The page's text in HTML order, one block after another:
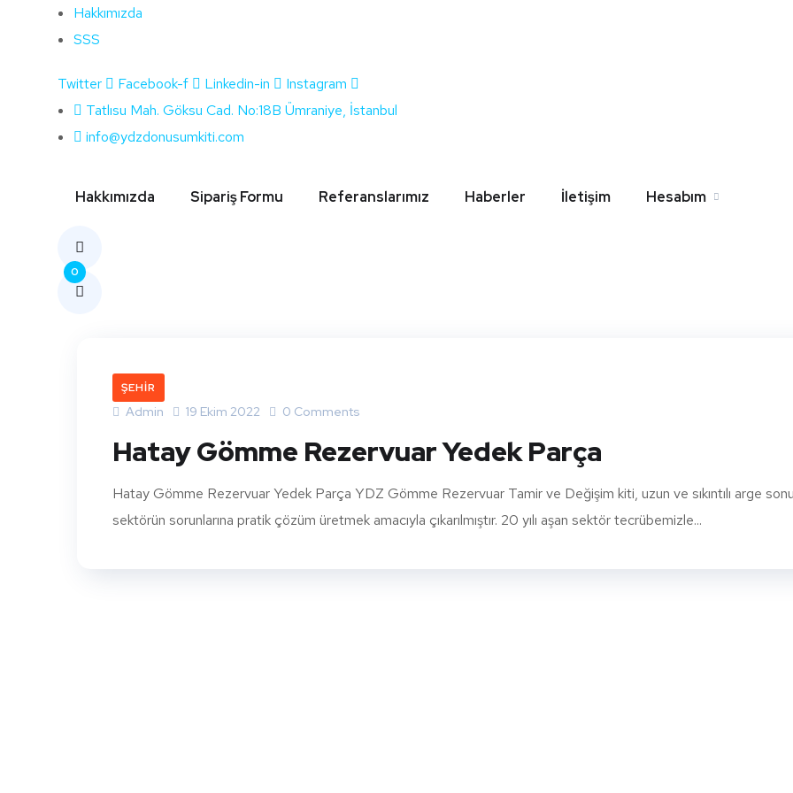
Hakkımızda
SSS
Twitter Facebook-f Linkedin-in
Instagram
Tatlısu Mah. Göksu Cad. No:18B Ümraniye, İstanbul
info@ydzdonusumkiti.com
Hakkımızda Sipariş Formu Referanslarımız Haberler İletişim Hesabım
0
Etiket:Hatay Valsir Asma Klozet
ŞEHIR
Admin 19 Ekim 2022 0 Comments
Hatay Gömme Rezervuar Yedek Parça
Hatay Gömme Rezervuar Yedek Parça YDZ Gömme Rezervuar Tamir ve Değişim kiti, uzun ve sıkıntılı arge
sektörün sorunlarına pratik çözüm üretmek amacıyla çıkarılmıştır. 20 yılı aşan sektör tecrübemizle...